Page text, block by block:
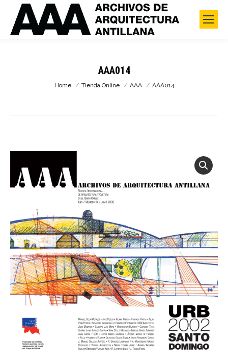
AAA014
You are here:
Home Tienda Online AAA AAA014